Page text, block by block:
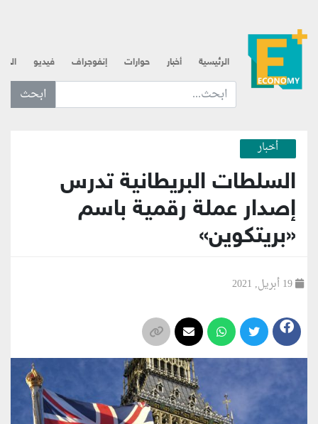
الرئيسية أخبار حوارات إنفوجراف فيديو
ابحث عن... :
أخبار
السلطات البريطانية تدرس
إصدار عملة رقمية باسم
«بريتكوين»